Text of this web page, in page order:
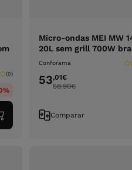
(0)
Micro-ondas MEI MW
20L sem grill 700W
Conforama
53,01€
58.90€
Comparar